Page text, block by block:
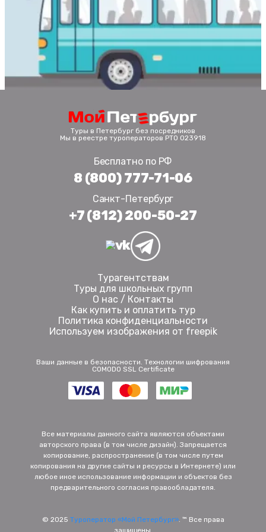
Туры в Петербург без посредников
Мы в реестре туроператоров РТО 023918
Турагентствам
Туры для школьных групп
О нас / Контакты
Как купить и оплатить тур
Политика конфиденциальности
Используем изображения от freepik
Ваши данные в безопасности. Технологии шифрования
COMODO SSL Certificate
Бесплатно по РФ
8 (800) 777-71-06
Санкт-Петербург
+7 (812) 200-50-27
Все материалы данного сайта являются объектами
авторского права (в том числе дизайн). Запрещается
копирование, распространение (в том числе путем
копирования на другие сайты и ресурсы в Интернете) или
любое иное использование информации и объектов без
предварительного согласия правообладателя.
© 2025 Туроператор «Мой Петербург». ™ Все права